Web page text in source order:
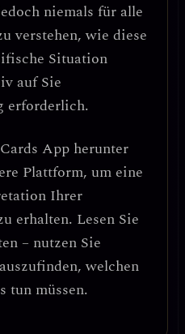
niemals für alle
verstehen, wie diese
Situation
auf Sie
erforderlich.
App herunter
Plattform, um eine
Ihrer
erhalten. Lesen Sie
– nutzen Sie
welchen
tun müssen.